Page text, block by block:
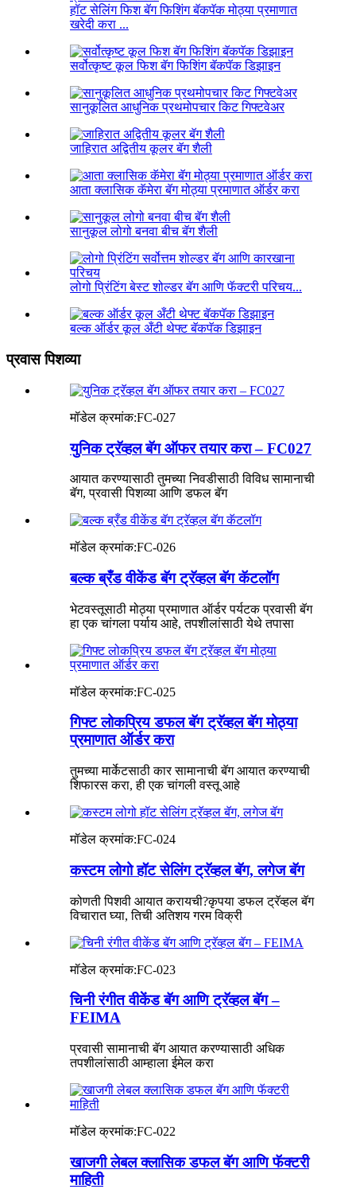
हॉट सेलिंग फिश बॅग फिशिंग बॅकपॅक मोठ्या प्रमाणात
खरेदी करा ...
सर्वोत्कृष्ट कूल फिश बॅग फिशिंग बॅकपॅक डिझाइन
सानुकूलित आधुनिक प्रथमोपचार किट गिफ्टवेअर
जाहिरात अद्वितीय कूलर बॅग शैली
आता क्लासिक कॅमेरा बॅग मोठ्या प्रमाणात ऑर्डर करा
सानुकूल लोगो बनवा बीच बॅग शैली
लोगो प्रिंटिंग बेस्ट शोल्डर बॅग आणि फॅक्टरी परिचय...
बल्क ऑर्डर कूल अँटी थेफ्ट बॅकपॅक डिझाइन
प्रवास पिशव्या
मॉडेल क्रमांक:FC-027
युनिक ट्रॅव्हल बॅग ऑफर तयार करा – FC027
आयात करण्यासाठी तुमच्या निवडीसाठी विविध सामानाची
बॅग, प्रवासी पिशव्या आणि डफल बॅग
मॉडेल क्रमांक:FC-026
बल्क ब्रँड वीकेंड बॅग ट्रॅव्हल बॅग कॅटलॉग
भेटवस्तूसाठी मोठ्या प्रमाणात ऑर्डर पर्यटक प्रवासी बॅग
हा एक चांगला पर्याय आहे, तपशीलांसाठी येथे तपासा
मॉडेल क्रमांक:FC-025
गिफ्ट लोकप्रिय डफल बॅग ट्रॅव्हल बॅग मोठ्या
प्रमाणात ऑर्डर करा
तुमच्या मार्केटसाठी कार सामानाची बॅग आयात करण्याची
शिफारस करा, ही एक चांगली वस्तू आहे
मॉडेल क्रमांक:FC-024
कस्टम लोगो हॉट सेलिंग ट्रॅव्हल बॅग, लगेज बॅग
कोणती पिशवी आयात करायची?कृपया डफल ट्रॅव्हल बॅग
विचारात घ्या, तिची अतिशय गरम विक्री
मॉडेल क्रमांक:FC-023
चिनी रंगीत वीकेंड बॅग आणि ट्रॅव्हल बॅग –
FEIMA
प्रवासी सामानाची बॅग आयात करण्यासाठी अधिक
तपशीलांसाठी आम्हाला ईमेल करा
मॉडेल क्रमांक:FC-022
खाजगी लेबल क्लासिक डफल बॅग आणि फॅक्टरी
माहिती